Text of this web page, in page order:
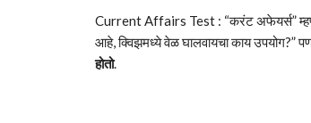
Current Affairs Test : “करंट अफेयर्स”
आहे, क्विझमध्ये वेळ घालवायचा काय उपयोग?”
होतो.